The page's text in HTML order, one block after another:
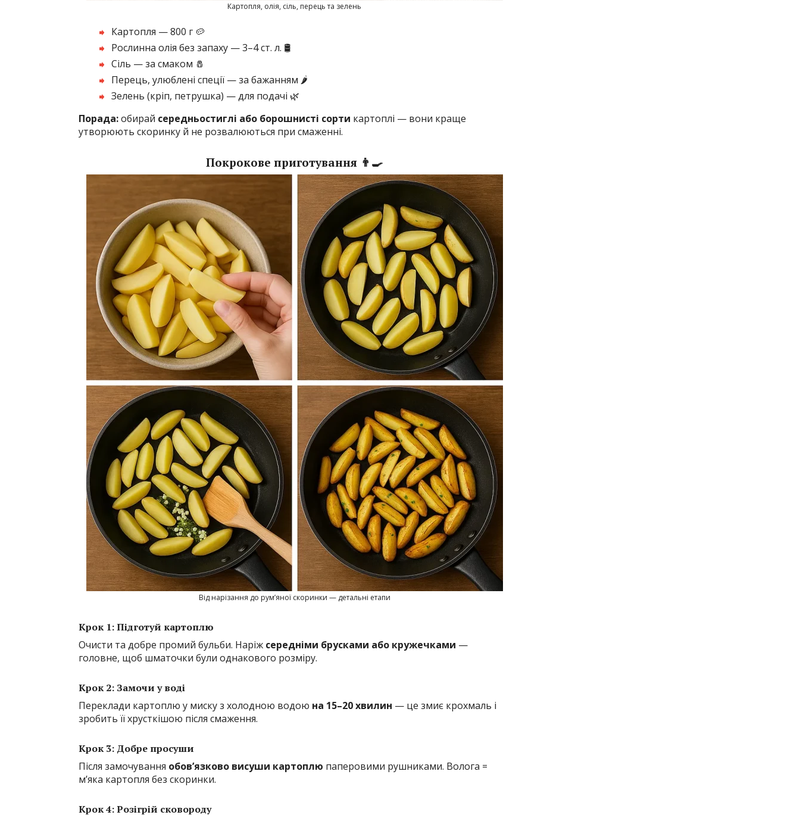
Картопля, олія, сіль, перець та зелень
Картопля — 800 г 🥔
Рослинна олія без запаху — 3–4 ст. л. 🛢️
Сіль — за смаком 🧂
Перець, улюблені спеції — за бажанням 🌶️
Зелень (кріп, петрушка) — для подачі 🌿
Порада:обирай середньостиглі або борошнисті сорти картоплі — вони краще
утворюють скоринку й не розвалюються при смаженні.
Покрокове приготування 👨‍🍳
Від нарізання до рум’яної скоринки — детальні етапи
Крок 1: Підготуй картоплю
Очисти та добре промий бульби. Наріж середніми брусками або кружечками —
головне, щоб шматочки були однакового розміру.
Крок 2: Замочи у воді
Переклади картоплю у миску з холодною водою на 15–20 хвилин — це змиє крохмаль і
зробить її хрусткішою після смаження.
Крок 3: Добре просуши
Після замочування обов’язково висуши картоплю паперовими рушниками. Волога =
м’яка картопля без скоринки.
Крок 4: Розігрій сковороду